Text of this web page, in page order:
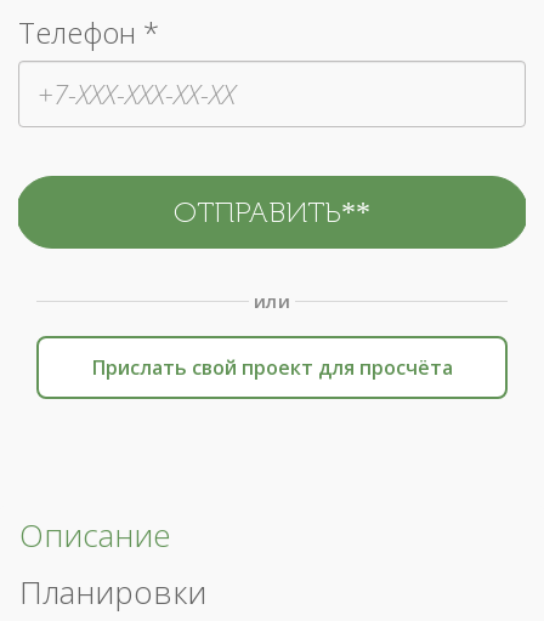
Телефон *
или
Прислать свой проект для просчёта
Описание
Планировки